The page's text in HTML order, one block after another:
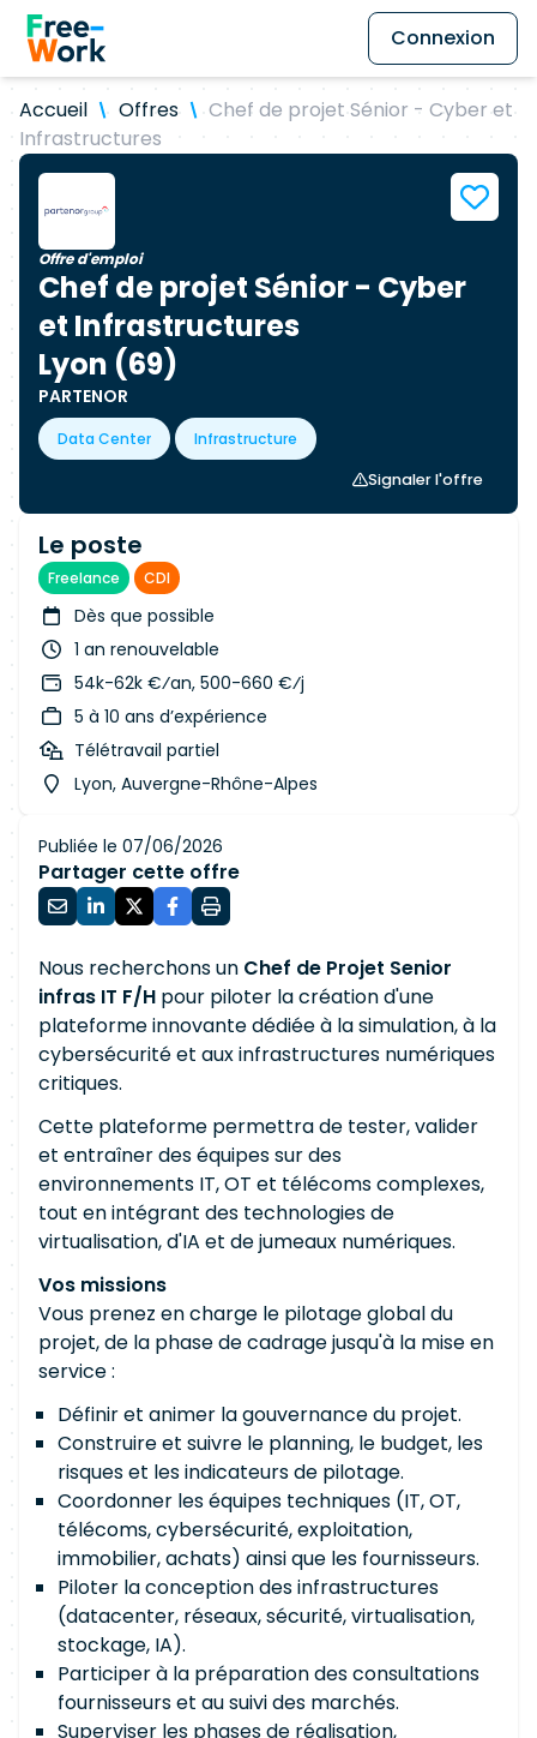
Connexion
Accueil Offres
Chef de projet Sénior - Cyber et
Infrastructures
Offre d'emploi
Chef de projet Sénior - Cyber
et Infrastructures
Lyon (69)
PARTENOR
Data Center
Infrastructure
Signaler l'offre
Le poste
Freelance CDI
Dès que possible
1 an renouvelable
54k-62k €⁄an, 500-660 €⁄j
5 à 10 ans d’expérience
Télétravail partiel
Lyon, Auvergne-Rhône-Alpes
Publiée le 07/06/2026
Partager cette offre
Nous recherchons un Chef de Projet Senior
infras IT F/H pour piloter la création d'une
plateforme innovante dédiée à la simulation, à la
cybersécurité et aux infrastructures numériques
critiques.
Cette plateforme permettra de tester, valider
et entraîner des équipes sur des
environnements IT, OT et télécoms complexes,
tout en intégrant des technologies de
virtualisation, d'IA et de jumeaux numériques.
Vos missions
Vous prenez en charge le pilotage global du
projet, de la phase de cadrage jusqu'à la mise en
service :
Définir et animer la gouvernance du projet.
Construire et suivre le planning, le budget, les
risques et les indicateurs de pilotage.
Coordonner les équipes techniques (IT, OT,
télécoms, cybersécurité, exploitation,
immobilier, achats) ainsi que les fournisseurs.
Piloter la conception des infrastructures
(datacenter, réseaux, sécurité, virtualisation,
stockage, IA).
Participer à la préparation des consultations
fournisseurs et au suivi des marchés.
Superviser les phases de réalisation,